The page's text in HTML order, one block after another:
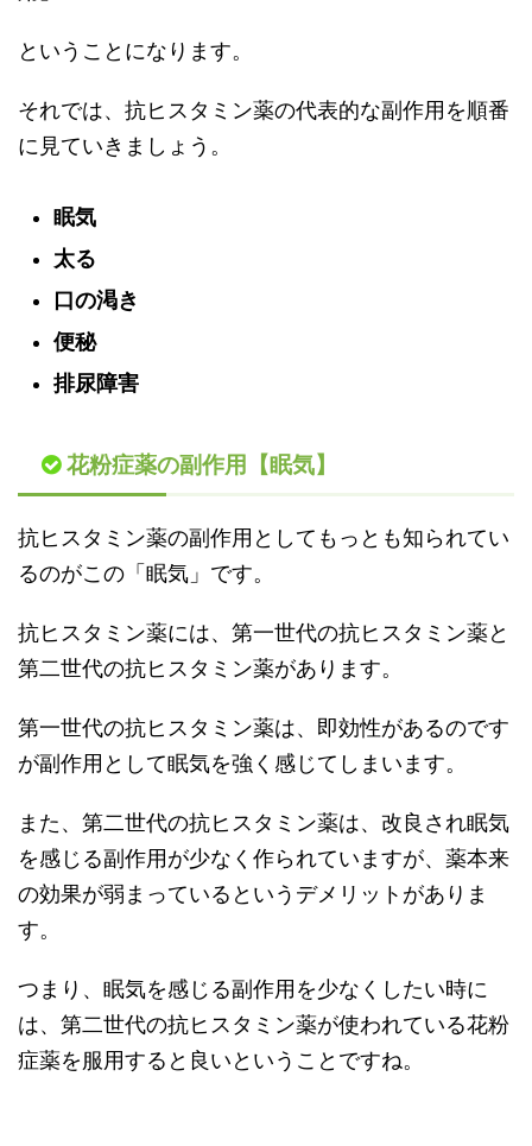
ということになります。
それでは、抗ヒスタミン薬の代表的な副作用を順番
に見ていきましょう。
眠気
太る
口の渇き
便秘
排尿障害
花粉症薬の副作用【眠気】
抗ヒスタミン薬の副作用としてもっとも知られてい
るのがこの「眠気」です。
抗ヒスタミン薬には、第一世代の抗ヒスタミン薬と
第二世代の抗ヒスタミン薬があります。
第一世代の抗ヒスタミン薬は、即効性があるのです
が副作用として眠気を強く感じてしまいます。
また、第二世代の抗ヒスタミン薬は、改良され眠気
を感じる副作用が少なく作られていますが、薬本来
の効果が弱まっているというデメリットがありま
す。
つまり、眠気を感じる副作用を少なくしたい時に
は、第二世代の抗ヒスタミン薬が使われている花粉
症薬を服用すると良いということですね。